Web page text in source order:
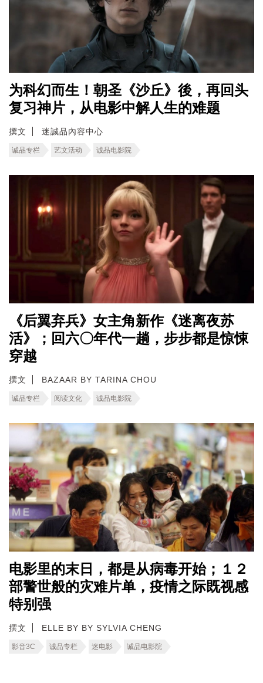
为科幻而生！朝圣《沙丘》後，再回头
复习神片，从电影中解人生的难题
撰文 迷誠品內容中心
诚品专栏 艺文活动 诚品电影院
《后翼弃兵》女主角新作《迷离夜苏
活》；回六〇年代一趟，步步都是惊悚
穿越
撰文 BAZAAR BY TARINA CHOU
诚品专栏 阅读文化 诚品电影院
电影里的末日，都是从病毒开始；１２
部警世般的灾难片单，疫情之际既视感
特别强
撰文 ELLE BY BY SYLVIA CHENG
影音3C 诚品专栏 迷电影 诚品电影院